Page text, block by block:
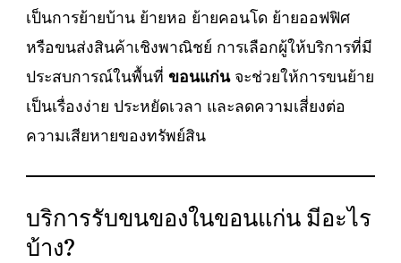
เป็นการย้ายบ้าน ย้ายหอ ย้ายคอนโด ย้ายออฟฟิศ
หรือขนส่งสินค้าเชิงพาณิชย์ การเลือกผู้ให้บริการที่มี
ประสบการณ์ในพื้นที่ ขอนแก่นจะช่วยให้การขนย้าย
เป็นเรื่องง่าย ประหยัดเวลา และลดความเสี่ยงต่อ
ความเสียหายของทรัพย์สิน
บริการรับขนของในขอนแก่น มีอะไร
บ้าง?